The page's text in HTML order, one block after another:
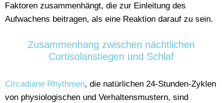
Faktoren zusammenhängt, die zur Einleitung des
Aufwachens beitragen, als eine Reaktion darauf zu sein.
Zusammenhang zwischen nächtlichen
Cortisolanstiegen und Schlaf
Circadiane Rhythmen, die natürlichen 24-Stunden-Zyklen
von physiologischen und Verhaltensmustern, sind